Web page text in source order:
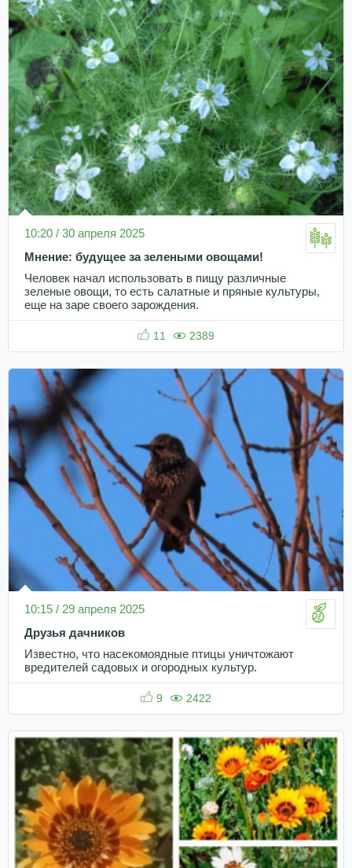
10:20 / 30 апреля 2025
Мнение: будущее за зелеными овощами!
Человек начал использовать в пищу различные
зеленые овощи, то есть салатные и пряные культуры,
еще на заре своего зарождения.
11 2389
10:15 / 29 апреля 2025
Друзья дачников
Известно, что насекомоядные птицы уничтожают
вредителей садовых и огородных культур.
9 2422